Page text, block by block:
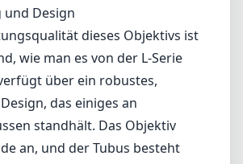
seine Langlebigkeit erhöhen.
ist leichtgängig, und der
gedämpft, was präzise
selbst bei längeren
optische Leistung liefert das